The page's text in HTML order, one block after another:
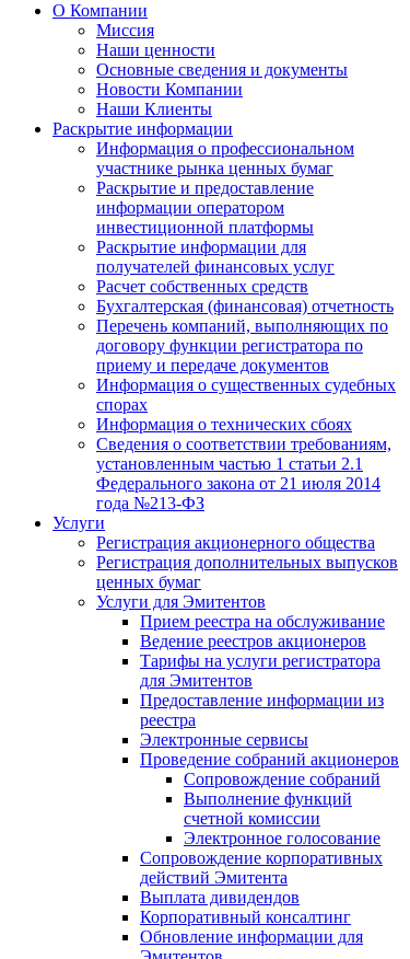
О Компании
Миссия
Наши ценности
Основные сведения и документы
Новости Компании
Наши Клиенты
Раскрытие информации
Информация о профессиональном
участнике рынка ценных бумаг
Раскрытие и предоставление
информации оператором
инвестиционной платформы
Раскрытие информации для
получателей финансовых услуг
Расчет собственных средств
Бухгалтерская (финансовая) отчетность
Перечень компаний, выполняющих по
договору функции регистратора по
приему и передаче документов
Информация о существенных судебных
спорах
Информация о технических сбоях
Сведения о соответствии требованиям,
установленным частью 1 статьи 2.1
Федерального закона от 21 июля 2014
года №213-ФЗ
Услуги
Регистрация акционерного общества
Регистрация дополнительных выпусков
ценных бумаг
Услуги для Эмитентов
Прием реестра на обслуживание
Ведение реестров акционеров
Тарифы на услуги регистратора
для Эмитентов
Предоставление информации из
реестра
Электронные сервисы
Проведение собраний акционеров
Сопровождение собраний
Выполнение функций
счетной комиссии
Электронное голосование
Сопровождение корпоративных
действий Эмитента
Выплата дивидендов
Корпоративный консалтинг
Обновление информации для